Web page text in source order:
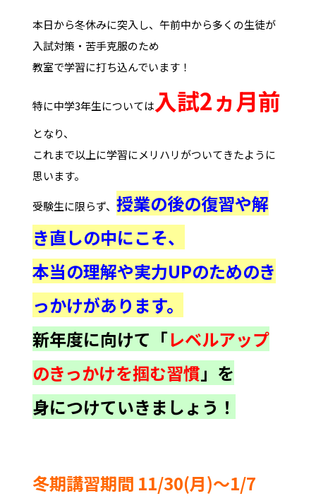
本日から冬休みに突入し、午前中から多くの生徒が
入試対策・苦手克服のため
教室で学習に打ち込んでいます！
特に中学3年生については入試2ヵ月前
となり、
これまで以上に学習にメリハリがついてきたように
思います。
受験生に限らず、 授業の後の復習や解
き直しの中にこそ、
本当の理解や実力UPのためのき
っかけがあります。
新年度に向けて「レベルアップ
のきっかけを掴む習慣 」を
身につけていきましょう！
冬期講習期間 11/30(月)～1/7